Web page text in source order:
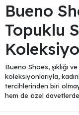
Bueno
Topuklu
Bueno Shoes, şıklığı
koleksiyonlarıyla,
tercihlerinden biri
hem de özel